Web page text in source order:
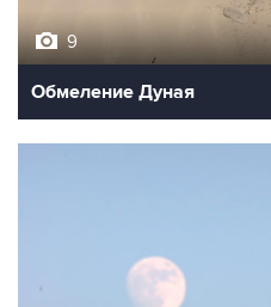
9
Обмеление Дуная